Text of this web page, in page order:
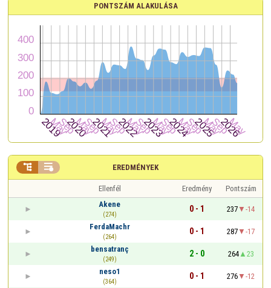
PONTSZÁM ALAKULÁSA
EREDMÉNYEK
 
Ellenfél Eredmény
Pontszám
Akene
(274)
0 - 1 237
-14
FerdaMachr
(264)
0 - 1 287
-17
bensatranç
(249)
2 - 0 264
23
neso1
(364)
0 - 1 276
-12